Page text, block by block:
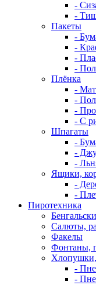
-
-
Пакеты
-
-
-
-
Плёнка
-
-
-
- С
Шпагаты
-
-
-
Ящики,
-
-
Пиротехника
Салюты,
Факелы
Фонтаны,
Хлопушки,
-
-